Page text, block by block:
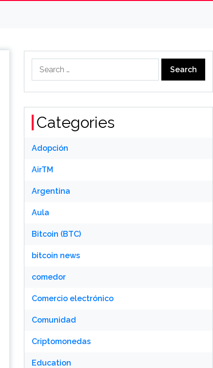
for:
Categories
Adopción
AirTM
Argentina
Aula
Bitcoin (BTC)
bitcoin news
comedor
Comercio electrónico
Comunidad
Criptomonedas
Education